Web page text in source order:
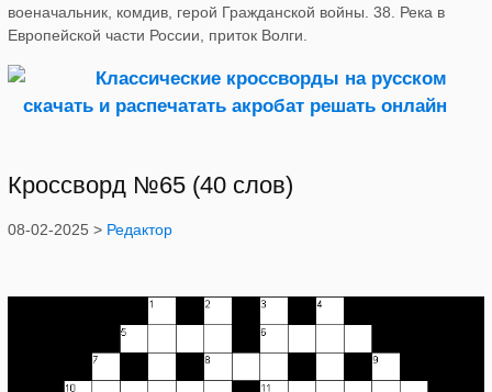
военачальник, комдив, герой Гражданской войны. 38. Река в
Европейской части России, приток Волги.
Кроссворд №65 (40 слов)
08-02-2025 > Редактор